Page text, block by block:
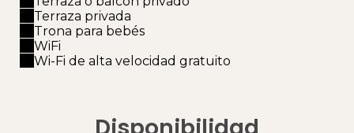
Terraza privada
Trona para bebés
WiFi
Wi-Fi de alta velocidad gratuito